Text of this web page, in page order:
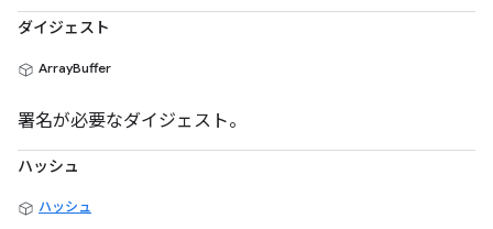
ダイジェスト
ArrayBuffer
署名が必要なダイジェスト。
ハッシュ
ハッシュ